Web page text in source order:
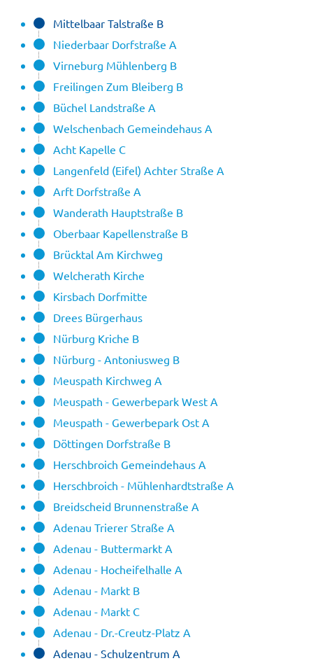
Mittelbaar Talstraße B
Niederbaar Dorfstraße A
Virneburg Mühlenberg B
Freilingen Zum Bleiberg B
Büchel Landstraße A
Welschenbach Gemeindehaus A
Acht Kapelle C
Langenfeld (Eifel) Achter Straße A
Arft Dorfstraße A
Wanderath Hauptstraße B
Oberbaar Kapellenstraße B
Brücktal Am Kirchweg
Welcherath Kirche
Kirsbach Dorfmitte
Drees Bürgerhaus
Nürburg Kriche B
Nürburg - Antoniusweg B
Meuspath Kirchweg A
Meuspath - Gewerbepark West A
Meuspath - Gewerbepark Ost A
Döttingen Dorfstraße B
Herschbroich Gemeindehaus A
Herschbroich - Mühlenhardtstraße A
Breidscheid Brunnenstraße A
Adenau Trierer Straße A
Adenau - Buttermarkt A
Adenau - Hocheifelhalle A
Adenau - Markt B
Adenau - Markt C
Adenau - Dr.-Creutz-Platz A
Adenau - Schulzentrum A